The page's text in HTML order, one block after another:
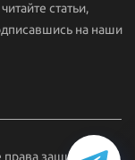
статьи,
на наши
права защищены.